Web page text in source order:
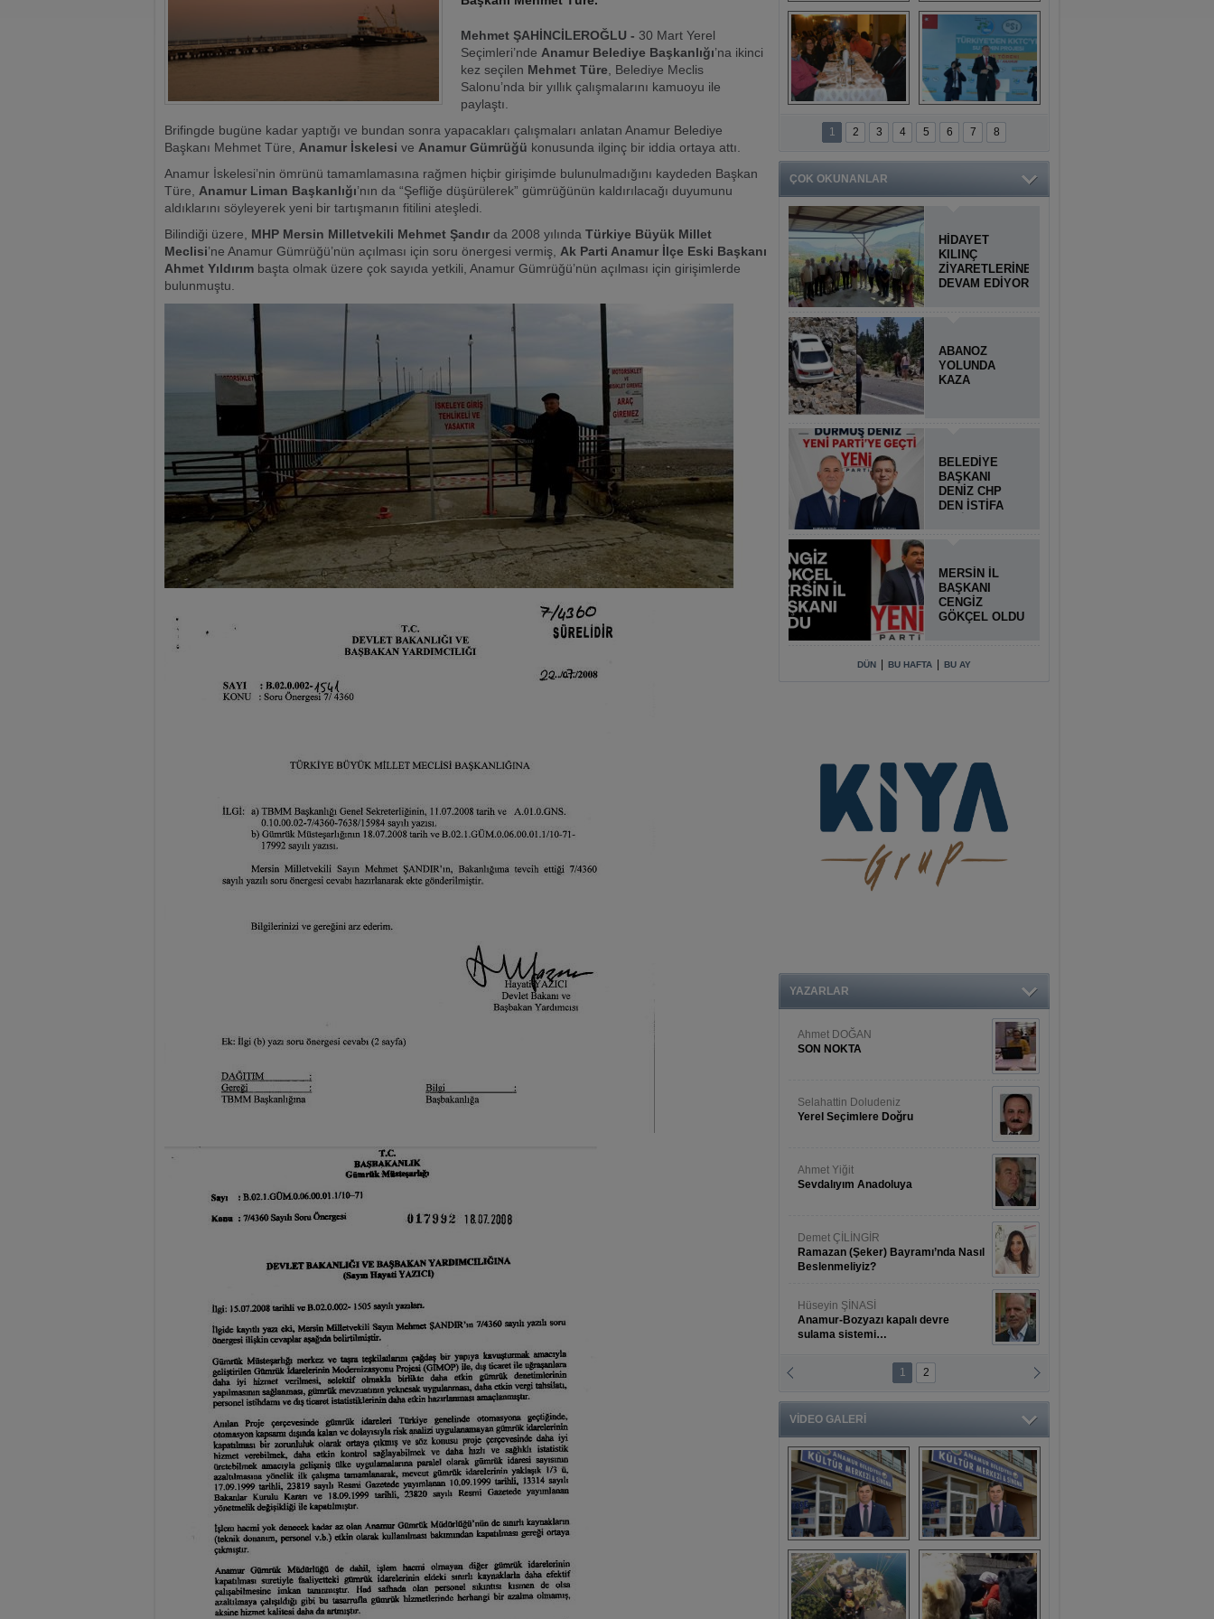
Mehmet ŞAHİNCİLEROĞLU - 30 Mart Yerel
Seçimleri’nde Anamur Belediye Başkanlığı’na ikinci
kez seçilen Mehmet Türe , Belediye Meclis
Salonu’nda bir yıllık çalışmalarını kamuoyu ile
paylaştı.
Brifingde bugüne kadar yaptığı ve bundan sonra yapacakları çalışmaları anlatan Anamur Belediye
Başkanı Mehmet Türe, Anamur İskelesi ve Anamur Gümrüğü konusunda ilginç bir iddia ortaya attı.
Anamur İskelesi’nin ömrünü tamamlamasına rağmen hiçbir girişimde bulunulmadığını kaydeden Başkan
Türe, Anamur Liman Başkanlığı’nın da “Şefliğe düşürülerek” gümrüğünün kaldırılacağı duyumunu
aldıklarını söyleyerek yeni bir tartışmanın fitilini ateşledi.
Bilindiği üzere, MHP Mersin Milletvekili Mehmet Şandır da 2008 yılında Türkiye Büyük Millet
Meclisi’ne Anamur Gümrüğü’nün açılması için soru önergesi vermiş, Ak Parti Anamur İlçe Eski Başkanı
Ahmet Yıldırım başta olmak üzere çok sayıda yetkili, Anamur Gümrüğü’nün açılması için girişimlerde
bulunmuştu.
Titiopolis Antik
Kenti tanıtımı
Doğan Cüceloğlu,
İstanbul’da Mersinli
hemşerileriyle
buluştu
Anamurlular
Buluşması
KKTC’ye Su Temin
Projesi açılışı
1 2 3 4 5 6 7 8
ÇOK OKUNANLAR
HİDAYET
KILINÇ
ZİYARETLERİNE
DEVAM EDİYOR
ABANOZ
YOLUNDA
KAZA
BELEDİYE
BAŞKANI
DENİZ CHP
DEN İSTİFA
MERSİN İL
BAŞKANI
CENGİZ
GÖKÇEL OLDU
DÜN BU HAFTA BU AY
YAZARLAR
Ahmet DOĞAN
SON NOKTA
Selahattin Doludeniz
Yerel Seçimlere Doğru
Ahmet Yiğit
Sevdalıyım Anadoluya
Demet ÇİLİNGİR
Ramazan (Şeker) Bayramı’nda Nasıl
Beslenmeliyiz?
Hüseyin ŞİNASİ
Anamur-Bozyazı kapalı devre
sulama sistemi…
Bünyesinde Bahar Şöleni
1 2
VİDEO GALERİ
Başkan Türe'den
sansür açıklaması
Mahsun
Kırmızıgül’ün
filmine başkan
Mehmet Türe’den
sansür!